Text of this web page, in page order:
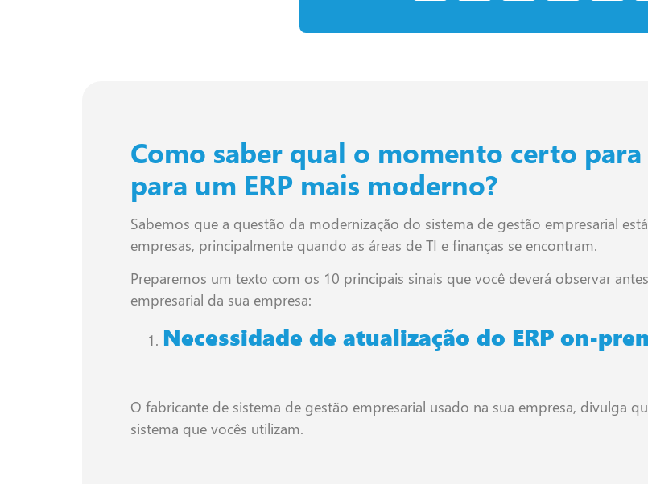
Como saber qual o momento certo
para um ERP mais moderno?
Sabemos que a questão da modernização do sistema de gestão empresarial
empresas, principalmente quando as áreas de TI e finanças se encontram.
Preparemos um texto com os 10 principais sinais que você deverá observar
empresarial da sua empresa:
Necessidade de atualização do ERP on-
O fabricante de sistema de gestão empresarial usado na sua empresa, divulga
sistema que vocês utilizam.